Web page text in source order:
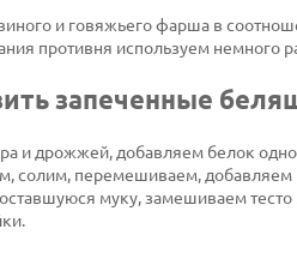
и говяжьего фарша в
противня используем немного
запеченные
и дрожжей, добавляем белок
солим, перемешиваем,
муку, замешиваем